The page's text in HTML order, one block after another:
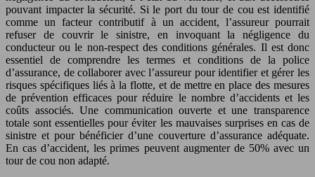
pouvant impacter la sécurité. Si le port du tour de cou est identifié
comme un facteur contributif à un accident, l’assureur pourrait
refuser de couvrir le sinistre, en invoquant la négligence du
conducteur ou le non-respect des conditions générales. Il est donc
essentiel de comprendre les termes et conditions de la police
d’assurance, de collaborer avec l’assureur pour identifier et gérer les
risques spécifiques liés à la flotte, et de mettre en place des mesures
de prévention efficaces pour réduire le nombre d’accidents et les
coûts associés. Une communication ouverte et une transparence
totale sont essentielles pour éviter les mauvaises surprises en cas de
sinistre et pour bénéficier d’une couverture d’assurance adéquate.
En cas d’accident, les primes peuvent augmenter de 50% avec un
tour de cou non adapté.